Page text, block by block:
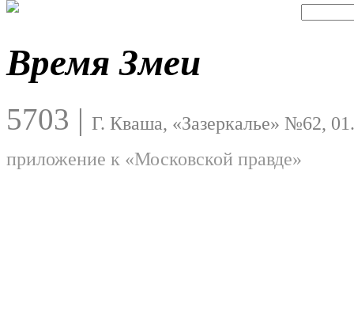
Время Змеи
5703 | Г. Кваша, «Зазеркалье» №62,
приложение к «Московской правде»